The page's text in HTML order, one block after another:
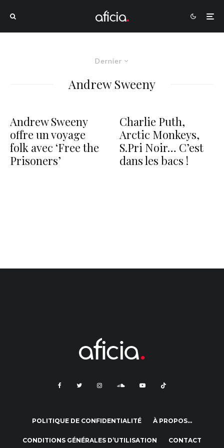
Dernier
Andrew Sweeny
Andrew Sweeny
offre un voyage
folk avec ‘Free the
Prisoners’
Charlie Puth,
Arctic Monkeys,
S.Pri Noir… C’est
dans les bacs !
POLITIQUE DE CONFIDENTIALITÉ À PROPOS…
CONDITIONS GÉNÉRALES D’UTILISATION CONTACT